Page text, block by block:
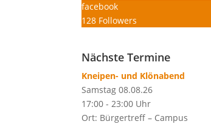
facebook
128 Followers
Nächste Termine
Kneipen- und Klönabend
Samstag 08.08.26
17:00 - 23:00 Uhr
Ort: Bürgertreff – Campus